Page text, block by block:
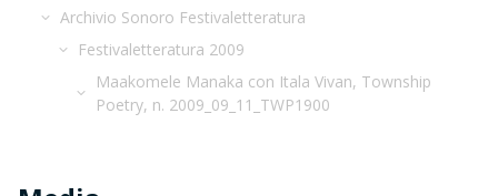
Archivio Sonoro Festivaletteratura
Festivaletteratura 2009
Maakomele Manaka con Itala Vivan, Township
Poetry, n. 2009_09_11_TWP1900